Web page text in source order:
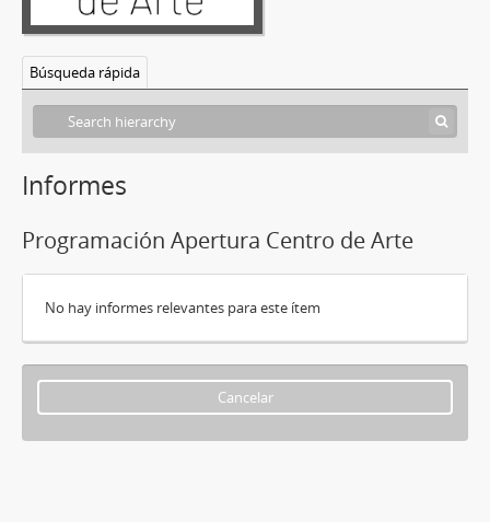
Búsqueda rápida
Informes
Programación Apertura Centro de Arte
No hay informes relevantes para este ítem
Cancelar